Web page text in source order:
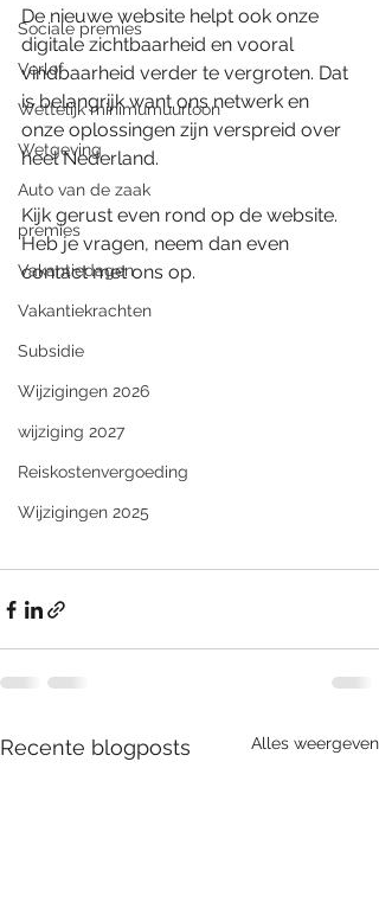
Sociale premies
Verlof
Wettelijk minimumuurloon
Wetgeving
Auto van de zaak
premies
Vakantiedagen
Vakantiekrachten
Subsidie
Wijzigingen 2026
wijziging 2027
Reiskostenvergoeding
Wijzigingen 2025
De nieuwe website helpt ook onze
digitale zichtbaarheid en vooral
vindbaarheid verder te vergroten. Dat
is belangrijk want ons netwerk en
onze oplossingen zijn verspreid over
heel Nederland.
Kijk gerust even rond op de website.
Heb je vragen, neem dan even
contact met ons op.
Recente blogposts Alles weergeven